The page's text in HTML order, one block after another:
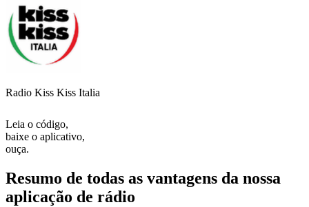
Radio Kiss Kiss Italia
Leia o código,
baixe o aplicativo,
ouça.
Resumo de todas as vantagens da nossa
aplicação de rádio